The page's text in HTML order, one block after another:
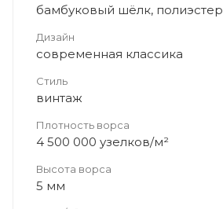
бамбуковый шёлк, полиэстер
Дизайн
современная классика
Стиль
винтаж
Плотность ворса
4 500 000 узелков/м²
Высота ворса
5 мм